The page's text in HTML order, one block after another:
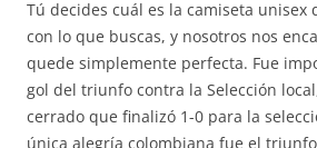
Tú decides cuál es la camiseta unisex
con lo que buscas, y nosotros nos
quede simplemente perfecta. Fue
gol del triunfo contra la Selección
cerrado que finalizó 1-0 para la
única alegría colombiana fue el